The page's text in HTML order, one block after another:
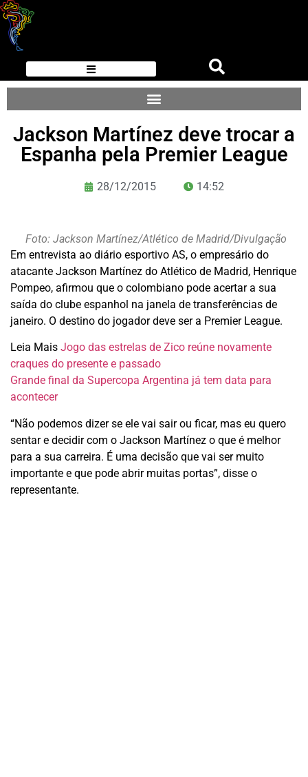
Jackson Martínez deve trocar a
Espanha pela Premier League
28/12/2015 14:52
Foto: Jackson Martínez/Atlético de Madrid/Divulgação
Em entrevista ao diário esportivo AS, o empresário do
atacante Jackson Martínez do Atlético de Madrid, Henrique
Pompeo, afirmou que o colombiano pode acertar a sua
saída do clube espanhol na janela de transferências de
janeiro. O destino do jogador deve ser a Premier League.
Leia Mais Jogo das estrelas de Zico reúne novamente
craques do presente e passado
Grande final da Supercopa Argentina já tem data para
acontecer
“Não podemos dizer se ele vai sair ou ficar, mas eu quero
sentar e decidir com o Jackson Martínez o que é melhor
para a sua carreira. É uma decisão que vai ser muito
importante e que pode abrir muitas portas”, disse o
representante.